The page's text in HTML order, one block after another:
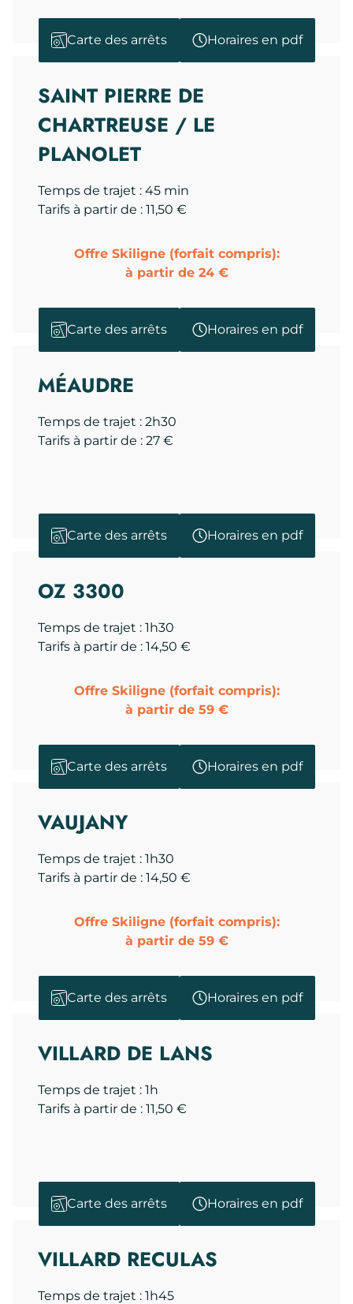
Carte des arrêts Horaires en pdf
SAINT PIERRE DE
CHARTREUSE / LE
PLANOLET
Temps de trajet : 45 min
Tarifs à partir de : 11,50 €
Offre Skiligne (forfait compris):
à partir de 24 €
Carte des arrêts Horaires en pdf
MÉAUDRE
Temps de trajet : 2h30
Tarifs à partir de : 27 €
Carte des arrêts Horaires en pdf
OZ 3300
Temps de trajet : 1h30
Tarifs à partir de : 14,50 €
Offre Skiligne (forfait compris):
à partir de 59 €
Carte des arrêts Horaires en pdf
VAUJANY
Temps de trajet : 1h30
Tarifs à partir de : 14,50 €
Offre Skiligne (forfait compris):
à partir de 59 €
Carte des arrêts Horaires en pdf
VILLARD DE LANS
Temps de trajet : 1h
Tarifs à partir de : 11,50 €
Carte des arrêts Horaires en pdf
VILLARD RECULAS
Temps de trajet : 1h45